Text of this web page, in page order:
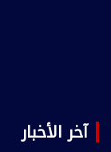
آخر الأخبار